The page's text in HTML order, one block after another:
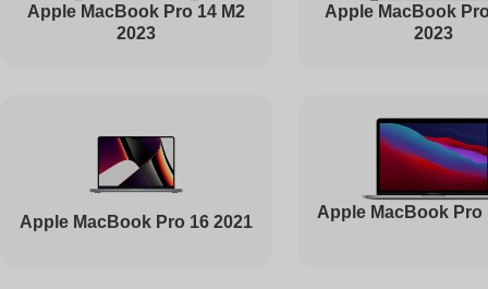
Ремонт вебкамеры
Apple MacBook Pro 14 M2
2023
Apple MacBook
2023
Apple MacBook Pro 16 2021
Apple MacBook Pro